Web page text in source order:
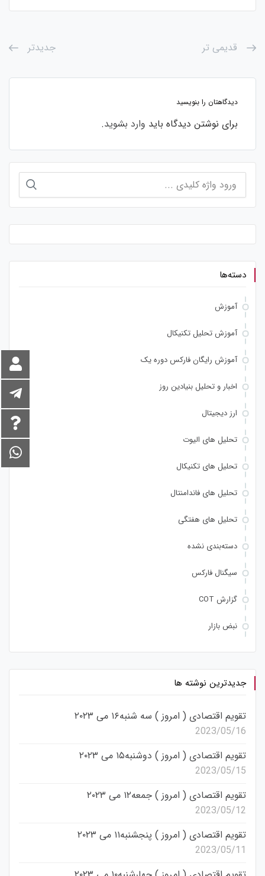
قدیمی تر جدیدتر
دیدگاهتان را بنویسید
برای نوشتن دیدگاه باید وارد بشوید.
برای:
دسته‌ها
آموزش
آموزش تحلیل تکنیکال
آموزش رایگان فارکس دوره یک
اخبار و تحلیل بنیادین روز
ارز دیجیتال
تحلیل های الیوت
تحلیل های تکنیکال
تحلیل های فاندامنتال
تحلیل های هفتگی
دسته‌بندی نشده
سیگنال فارکس
گزارش COT
نبض بازار
جدیدترین نوشته ها
تقویم اقتصادی ( امروز ) سه شنبه۱۶ می ۲۰۲۳
2023/05/16
تقویم اقتصادی ( امروز ) دوشنبه۱۵ می ۲۰۲۳
2023/05/15
تقویم اقتصادی ( امروز ) جمعه۱۲ می ۲۰۲۳
2023/05/12
تقویم اقتصادی ( امروز ) پنجشنبه۱۱ می ۲۰۲۳
2023/05/11